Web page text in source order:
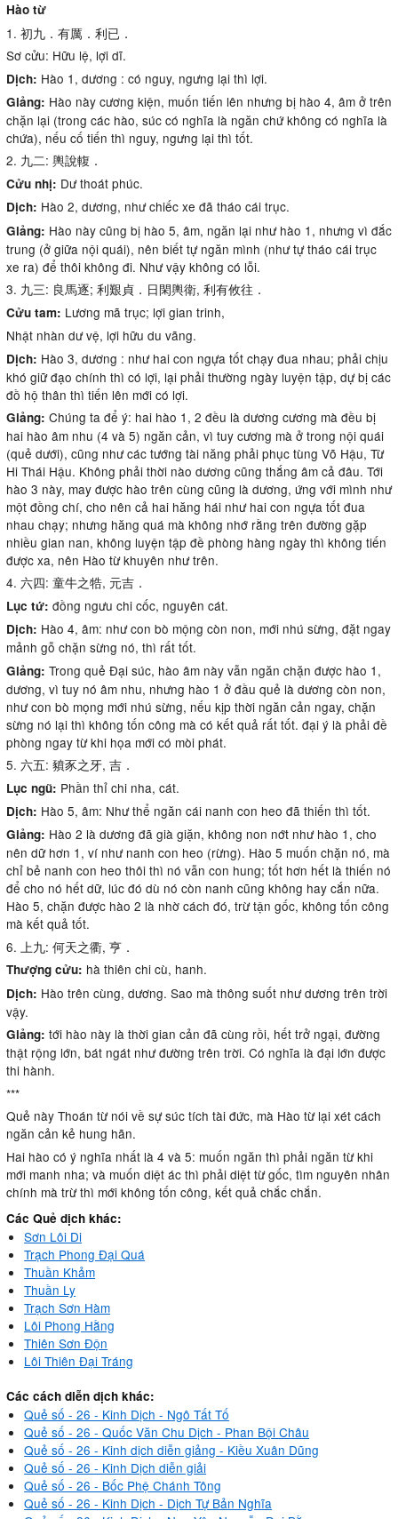
Hào từ
1. 初九．有厲．利已．
Sơ cửu: Hữu lệ, lợi dĩ.
Dịch: Hào 1, dương : có nguy, ngưng lại thì lợi.
Giảng: Hào này cương kiện, muốn tiến lên nhưng bị hào 4, âm ở trên
chặn lại (trong các hào, súc có nghĩa là ngăn chứ không có nghĩa là
chứa), nếu cố tiến thì nguy, ngưng lại thì tốt.
2. 九二: 輿說輹．
Cửu nhị: Dư thoát phúc.
Dịch: Hào 2, dương, như chiếc xe đã tháo cái trục.
Giảng: Hào này cũng bị hào 5, âm, ngăn lại như hào 1, nhưng vì đắc
trung (ở giữa nội quái), nên biết tự ngăn mình (như tự tháo cái trục
xe ra) để thôi không đi. Như vậy không có lỗi.
3. 九三: 良馬逐; 利艱貞．日閑輿衛, 利有攸往．
Cửu tam: Lương mã trục; lợi gian trinh,
Nhật nhàn dư vệ, lợi hữu du vãng.
Dịch: Hào 3, dương : như hai con ngựa tốt chạy đua nhau; phải chịu
khó giữ đạo chính thì có lợi, lại phải thường ngày luyện tập, dự bị các
đồ hộ thân thì tiến lên mới có lợi.
Giảng: Chúng ta để ý: hai hào 1, 2 đều là dương cương mà đều bị
hai hào âm nhu (4 và 5) ngăn cản, vì tuy cương mà ở trong nội quái
(quẻ dưới), cũng như các tướng tài năng phải phục tùng Võ Hậu, Từ
Hi Thái Hậu. Không phải thời nào dương cũng thắng âm cả đâu. Tới
hào 3 này, may được hào trên cùng cũng là dương, ứng với mình như
một đồng chí, cho nên cả hai hăng hái như hai con ngựa tốt đua
nhau chạy; nhưng hăng quá mà không nhớ rằng trên đường gặp
nhiều gian nan, không luyện tập đề phòng hàng ngày thì không tiến
được xa, nên Hào từ khuyên như trên.
4. 六四: 童牛之牿, 元吉．
Lục tứ: đồng ngưu chi cốc, nguyên cát.
Dịch: Hào 4, âm: như con bò mộng còn non, mới nhú sừng, đặt ngay
mảnh gỗ chặn sừng nó, thì rất tốt.
Giảng: Trong quẻ Đại súc, hào âm này vẫn ngăn chặn được hào 1,
dương, vì tuy nó âm nhu, nhưng hào 1 ở đầu quẻ là dương còn non,
như con bò mọng mới nhú sừng, nếu kịp thời ngăn cản ngay, chặn
sừng nó lại thì không tốn công mà có kết quả rất tốt. đại ý là phải đề
phòng ngay từ khi họa mới có mòi phát.
5. 六五: 豶豕之牙, 吉．
Lục ngũ: Phần thỉ chi nha, cát.
Dịch: Hào 5, âm: Như thể ngăn cái nanh con heo đã thiến thì tốt.
Giảng: Hào 2 là dương đã già giặn, không non nớt như hào 1, cho
nên dữ hơn 1, ví như nanh con heo (rừng). Hào 5 muốn chặn nó, mà
chỉ bẻ nanh con heo thôi thì nó vẫn con hung; tốt hơn hết là thiến nó
để cho nó hết dữ, lúc đó dù nó còn nanh cũng không hay cắn nữa.
Hào 5, chặn được hào 2 là nhờ cách đó, trừ tận gốc, không tốn công
mà kết quả tốt.
6. 上九: 何天之衢, 亨．
Thượng cửu: hà thiên chi cù, hanh.
Dịch: Hào trên cùng, dương. Sao mà thông suốt như dương trên trời
vậy.
Giảng: tới hào này là thời gian cản đã cùng rồi, hết trở ngại, đường
thật rộng lớn, bát ngát như đường trên trời. Có nghĩa là đại lớn được
thi hành.
***
Quẻ này Thoán từ nói về sự súc tích tài đức, mà Hào từ lại xét cách
ngăn cản kẻ hung hãn.
Hai hào có ý nghĩa nhất là 4 và 5: muốn ngăn thì phải ngăn từ khi
mới manh nha; và muốn diệt ác thì phải diệt từ gốc, tìm nguyên nhân
chính mà trừ thì mới không tốn công, kết quả chắc chắn.
Các Quẻ dịch khác:
Sơn Lôi Di
Trạch Phong Đại Quá
Thuần Khảm
Thuần Ly
Trạch Sơn Hàm
Lôi Phong Hằng
Thiên Sơn Độn
Lôi Thiên Đại Tráng
Các cách diễn dịch khác:
Quẻ số - 26 - Kinh Dịch - Ngô Tất Tố
Quẻ số - 26 - Quốc Văn Chu Dịch - Phan Bội Châu
Quẻ số - 26 - Kinh dịch diễn giảng - Kiều Xuân Dũng
Quẻ số - 26 - Kinh Dịch diễn giải
Quẻ số - 26 - Bốc Phệ Chánh Tông
Quẻ số - 26 - Kinh Dịch - Dịch Tự Bản Nghĩa